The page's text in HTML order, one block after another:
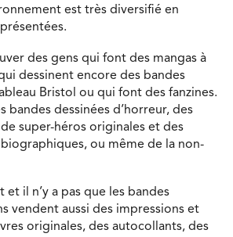
est très diversifié en
des gens qui font des mangas à
dessinent encore des bandes
Bristol ou qui font des fanzines.
bandes dessinées d’horreur, des
super-héros originales et des
biographiques, ou même de la non-
et il n’y a pas que les bandes
vendent aussi des impressions et
originales, des autocollants, des